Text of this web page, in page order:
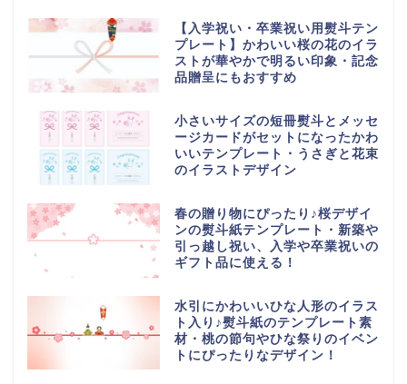
【入学祝い・卒業祝い用熨斗テン
プレート】かわいい桜の花のイラ
ストが華やかで明るい印象・記念
品贈呈にもおすすめ
小さいサイズの短冊熨斗とメッセ
ージカードがセットになったかわ
いいテンプレート・うさぎと花束
のイラストデザイン
春の贈り物にぴったり♪桜デザイ
ンの熨斗紙テンプレート・新築や
引っ越し祝い、入学や卒業祝いの
ギフト品に使える！
水引にかわいいひな人形のイラス
ト入り♪熨斗紙のテンプレート素
材・桃の節句やひな祭りのイベン
トにぴったりなデザイン！